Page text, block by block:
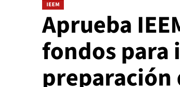
IEEM
Aprueba
fondos para
preparación